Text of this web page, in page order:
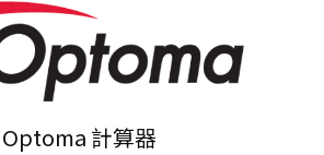
Optoma 計算器